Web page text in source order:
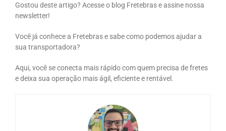
Gostou deste artigo? Acesse o blog Fretebras e assine nossa
newsletter!
Você já conhece a Fretebras e sabe como podemos ajudar a
sua transportadora?
Aqui, você se conecta mais rápido com quem precisa de fretes
e deixa sua operação mais ágil, eficiente e rentável.